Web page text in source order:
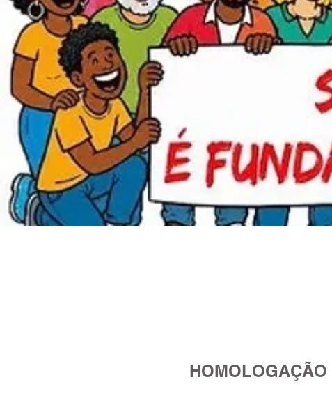
HOMOLOGAÇÃO